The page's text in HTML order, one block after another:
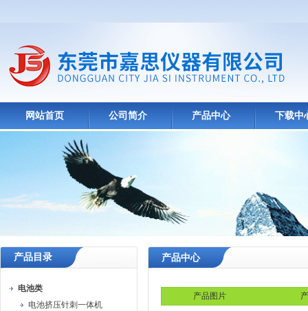
网站首页 公司简介 产品中心 下载中
产品目录
电池类
电池挤压针刺一体机
产品中心
产品图片